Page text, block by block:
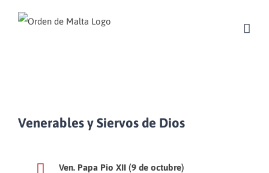
Venerables y Siervos de Dios
Ven. Papa Pio XII (9 de octubre)